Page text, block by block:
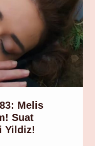
Melis
Suat
Yildiz!